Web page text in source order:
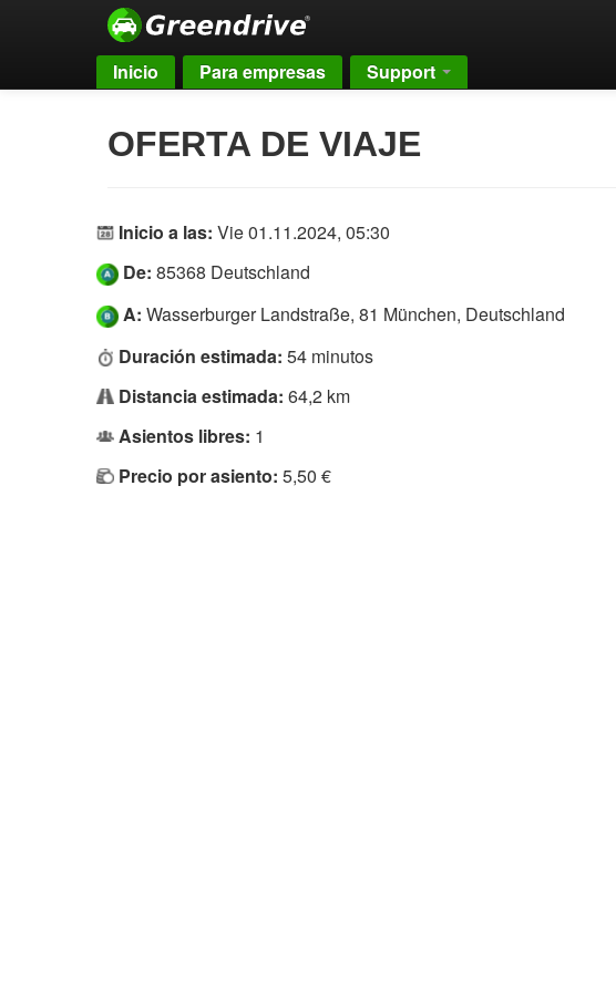
Inicio Para empresas Support
OFERTA DE VIAJE
Inicio a las: Vie 01.11.2024, 05:30
De: 85368 Deutschland
A: Wasserburger Landstraße, 81 München, Deutschland
Duración estimada: 54 minutos
Distancia estimada: 64,2 km
Asientos libres: 1
Precio por asiento: 5,50 €